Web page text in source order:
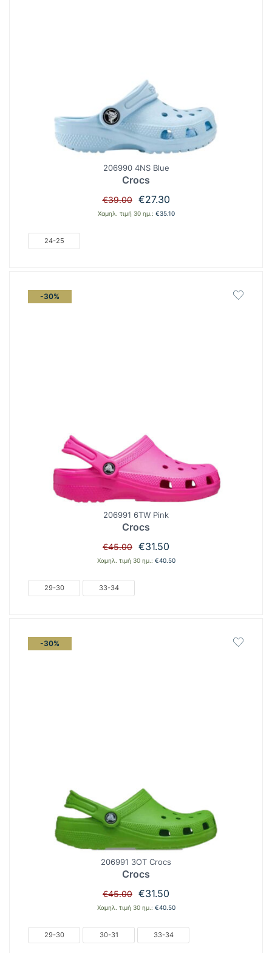
206990 4NS Blue
Crocs
€39.00
Original
price
€27.30Η
τρέχουσα
Χαμηλ. τιμή 30 ημ.: €35.10
24-25
-30%
206991 6TW Pink
Crocs
€45.00 Original
price
€31.50
τρέχουσα
Χαμηλ. τιμή 30 ημ.: €40.50
29-30 33-34
-30%
206991 3OT Crocs
Crocs
€45.00 Original
price
€45.00.
€31.50
τρέχουσα
είναι:
€31.50.
Χαμηλ. τιμή 30 ημ.: €40.50
29-30 30-31 33-34